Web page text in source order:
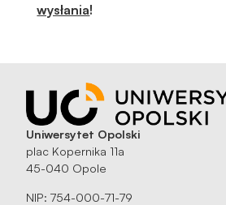
wysłania!
Uniwersytet Opolski
plac Kopernika 11a
45-040 Opole
NIP: 754-000-71-79